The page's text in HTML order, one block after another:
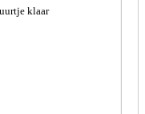
klaar